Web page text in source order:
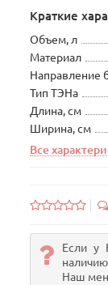
Краткие
Объем, л
Материал
Направление
Тип ТЭНа
Длина, см
Ширина, см
Все
Если у
Наш